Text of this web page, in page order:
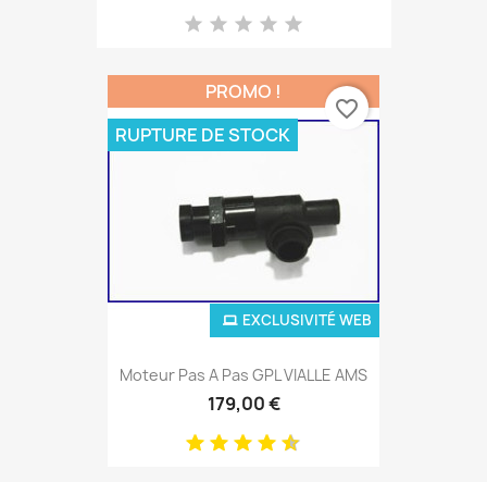
Moteur Pas A Pas GPL VIALLE AMS
179,00 €
EXCLUSIVITÉ WEB
PROMO !
RUPTURE DE STOCK
favorite_border